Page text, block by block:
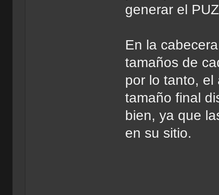
generar el
En la
tamaños de
por lo tanto, el
tamaño final
bien, ya que
en su sitio.